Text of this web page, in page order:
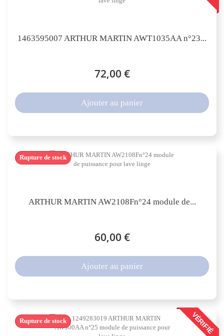
1463595007 ARTHUR MARTIN AWT1035AA n°23...
72,00 €
Ajouter au panier
ARTHUR MARTIN AW2108Fn°24 module de...
60,00 €
Rupture de stock
Ajouter au panier
VÉRIFIÉ
Rupture de stock